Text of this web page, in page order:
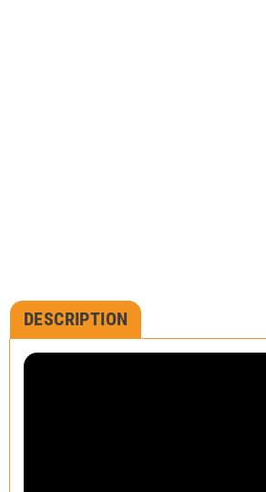
DESCRIPTION